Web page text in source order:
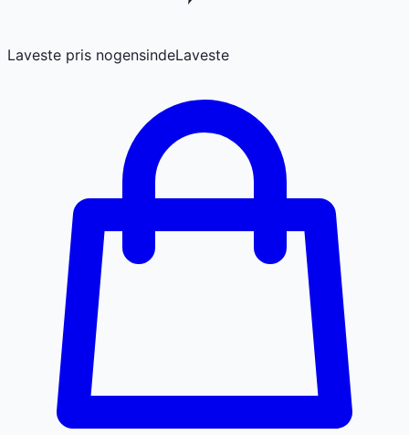
Laveste pris nogensindeLaveste